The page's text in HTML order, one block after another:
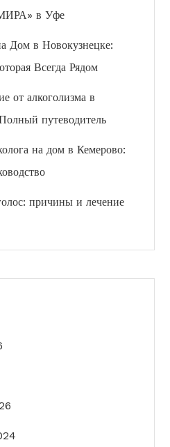
в Уфе
Дом в Новокузнецке:
Всегда Рядом
от алкоголизма в
путеводитель
на дом в Кемерово:
причины и лечение